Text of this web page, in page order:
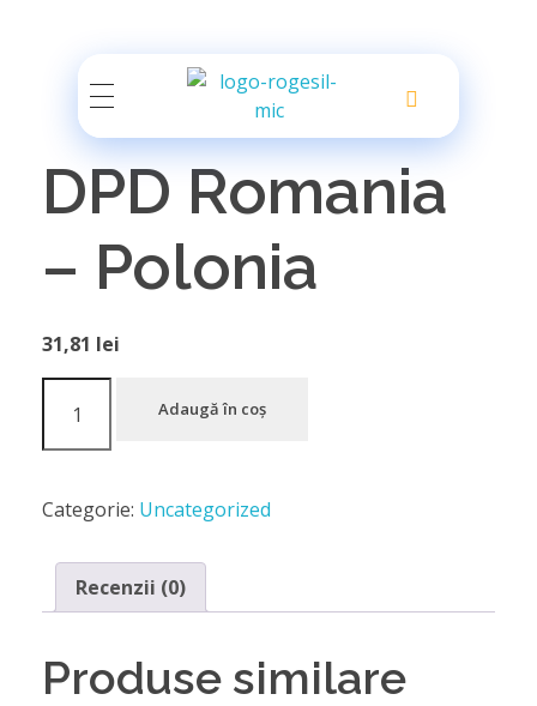
Rogesil
Curierul tău online!
DPD Romania
– Polonia
31,81 lei
Adaugă în coș
Categorie: Uncategorized
Recenzii (0)
Produse similare